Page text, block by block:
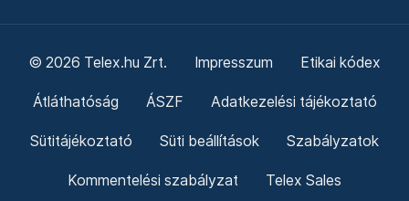
© 2026 Telex.hu Zrt. Impresszum Etikai kódex
Átláthatóság ÁSZF Adatkezelési tájékoztató
Sütitájékoztató Süti beállítások Szabályzatok
Kommentelési szabályzat Telex Sales